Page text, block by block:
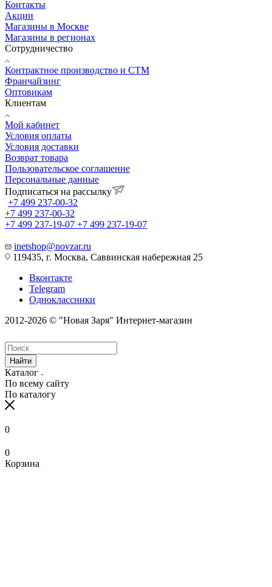
Контакты
Акции
Магазины в Москве
Магазины в регионах
Сотрудничество
Контрактное производство и СТМ
Франчайзинг
Оптовикам
Клиентам
Мой кабинет
Условия оплаты
Условия доставки
Возврат товара
Пользовательское соглашение
Персональные данные
Подписаться на рассылку
+7 499 237-00-32
+7 499 237-00-32
+7 499 237-19-07 +7 499 237-19-07
inetshop@novzar.ru
119435, г. Москва, Саввинская набережная 25
Вконтакте
Telegram
Одноклассники
2012-2026 © "Новая Заря" Интернет-магазин
Найти
Каталог
По всему сайту
По каталогу
0
0
Корзина